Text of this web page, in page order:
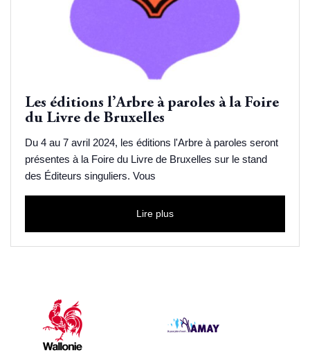
Les éditions l’Arbre à paroles à la Foire
du Livre de Bruxelles
Du 4 au 7 avril 2024, les éditions l'Arbre à paroles seront
présentes à la Foire du Livre de Bruxelles sur le stand
des Éditeurs singuliers. Vous
Lire plus